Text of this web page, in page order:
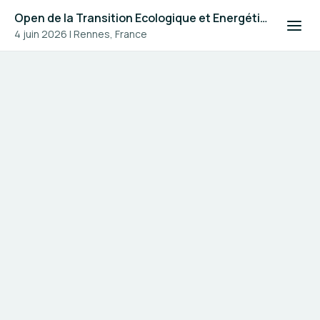
Open de la Transition Ecologique et Energétique #4
4 juin 2026 | Rennes, France